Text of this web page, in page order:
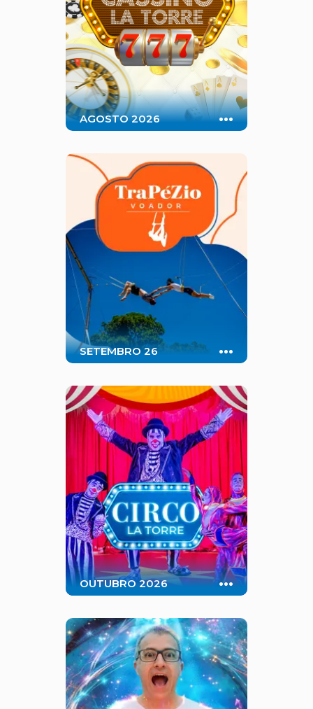
Cassino, com diversos jogos
clássicos, drinks temáticos e muita
diversão.
AGOSTO 2026 ...
Setembro, as nossas manhãs e
tardes do Park Lounge serão
enfeitadas por uma super
estrutura, onde haverá saltos,
acrobacias e diversão genuína.
Tudo, claro, acompanhado de
profissionais especializados.
SETEMBRO 26 ...
circense, com apresentações
surpreendentes e até oficinas
para testar suas habilidades.
Diversão em família garantida!
OUTUBRO 2026 ...